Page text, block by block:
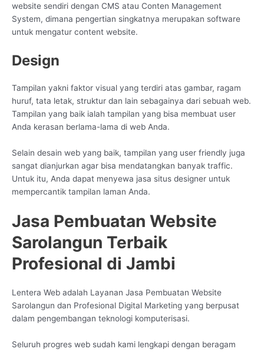
website sendiri dengan CMS atau Conten Management
System, dimana pengertian singkatnya merupakan software
untuk mengatur content website.
Design
Tampilan yakni faktor visual yang terdiri atas gambar, ragam
huruf, tata letak, struktur dan lain sebagainya dari sebuah web.
Tampilan yang baik ialah tampilan yang bisa membuat user
Anda kerasan berlama-lama di web Anda.
Selain desain web yang baik, tampilan yang user friendly juga
sangat dianjurkan agar bisa mendatangkan banyak traffic.
Untuk itu, Anda dapat menyewa jasa situs designer untuk
mempercantik tampilan laman Anda.
Jasa Pembuatan Website
Sarolangun Terbaik
Profesional di Jambi
Lentera Web adalah Layanan Jasa Pembuatan Website
Sarolangun dan Profesional Digital Marketing yang berpusat
dalam pengembangan teknologi komputerisasi.
Seluruh progres web sudah kami lengkapi dengan beragam